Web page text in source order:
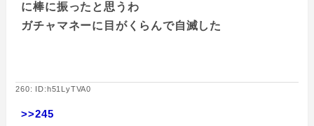
に棒に振ったと思うわ
ガチャマネーに目がくらんで自滅した
260: ID:h51LyTVA0
>>245